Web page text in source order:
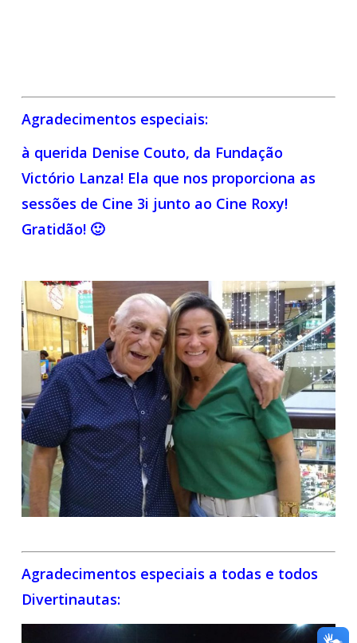
Agradecimentos especiais:
à querida Denise Couto, da Fundação
Victório Lanza! Ela que nos proporciona as
sessões de Cine 3i junto ao Cine Roxy!
Gratidão! 🙂
Agradecimentos especiais a todas e todos
Divertinautas: